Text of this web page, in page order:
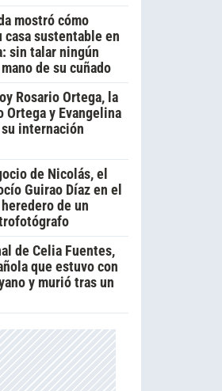
mostró cómo
casa sustentable en
sin talar ningún
de su cuñado
Rosario Ortega, la
Ortega y Evangelina
internación
de Nicolás, el
Guirao Díaz en el
de un
de Celia Fuentes,
que estuvo con
y murió tras un